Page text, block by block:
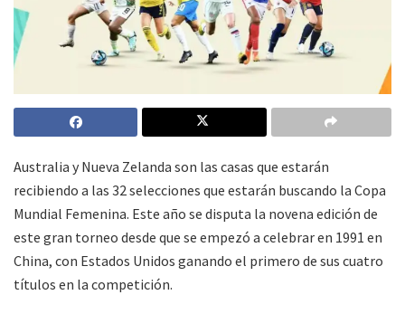
Australia y Nueva Zelanda son las casas que estarán
recibiendo a las 32 selecciones que estarán buscando la Copa
Mundial Femenina. Este año se disputa la novena edición de
este gran torneo desde que se empezó a celebrar en 1991 en
China, con Estados Unidos ganando el primero de sus cuatro
títulos en la competición.